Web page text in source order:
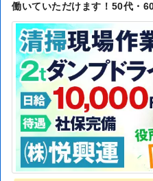
働いていただけます！50代